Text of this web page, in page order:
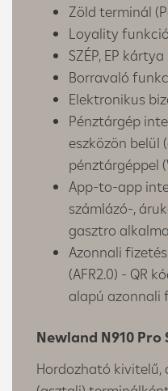
Zöld terminál
Loyality
SZÉP, EP
Borravaló
Elektronikus
Pénztárgép
eszközön belül
pénztárgéppel
App-to-app
számlázó-,
gasztro
Azonnali
(AFR2.0) - QR
alapú azonnali
Newland N910 Pro
Hordozható kivitelű,